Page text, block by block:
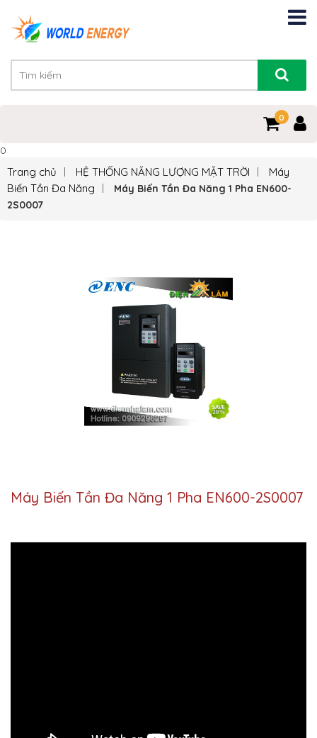
0
0
Trang chủ HỆ THỐNG NĂNG LƯỢNG MẶT TRỜI
Máy
Biến Tần Đa Năng
Máy Biến Tần Đa Năng 1 Pha EN600-
2S0007
Máy Biến Tần Đa Năng 1 Pha EN600-2S0007